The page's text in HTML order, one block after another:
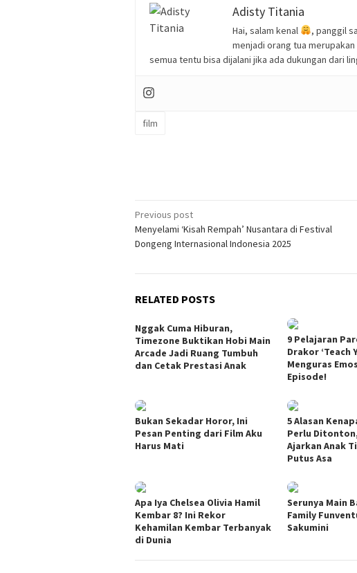
Adisty Titania
Hai, salam kenal
, panggil
menjadi orang tua
semua tentu bisa dijalani jika ada dukungan dari
film
Post
navigation
Previous post
Menyelami ‘Kisah Rempah’ Nusantara di Festival
Dongeng Internasional Indonesia 2025
RELATED POSTS
Nggak Cuma Hiburan,
Timezone Buktikan Hobi Main
Arcade Jadi Ruang Tumbuh
dan Cetak Prestasi Anak
9 Pelajaran
Drakor ‘Teach
Menguras
Episode!
Bukan Sekadar Horor, Ini
Pesan Penting dari Film Aku
Harus Mati
5 Alasan
Perlu
Ajarkan Anak
Putus Asa
Apa Iya Chelsea Olivia Hamil
Kembar 8? Ini Rekor
Kehamilan Kembar Terbanyak
di Dunia
Serunya Main
Family
Sakumini